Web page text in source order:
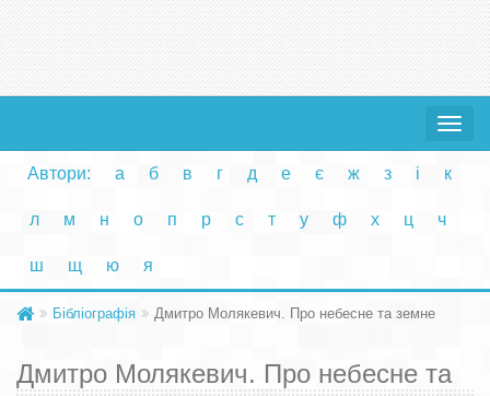
Toggle
Автори: а б в г д е є ж з і к
л м н о п р с т у ф х ц ч
ш щ ю я
Бібліографія Дмитро Молякевич. Про небесне та земне
Дмитро Молякевич. Про небесне та